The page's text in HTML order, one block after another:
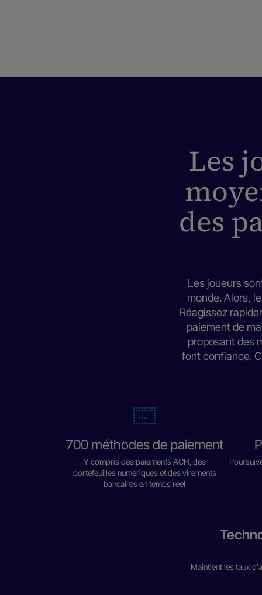
Les
des
Les joueurs
monde. Alors,
Réagissez
paiement de
proposant des
font confiance.
700 méthodes de paiement
Y compris des paiements ACH, des
portefeuilles numériques et des virements
bancaires en temps réel
Maintient les taux